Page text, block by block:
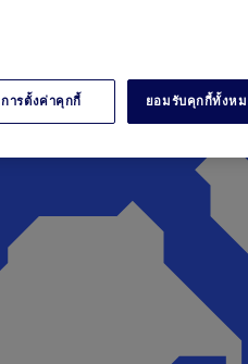
การตั้งค่าคุกกี้ ยอมรับคุกกี้ทั้งห